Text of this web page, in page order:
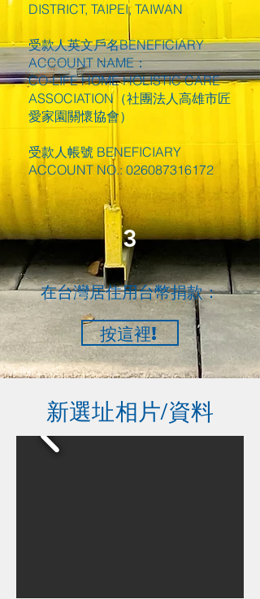
DISTRICT, TAIPEI, TAIWAN
受款人英文戶名BENEFICIARY
ACCOUNT NAME：
CO-LIFE HOME HOLISTIC CARE
ASSOCIATION（社團法人高雄市匠
愛家園關懷協會）
受款人帳號 BENEFICIARY
ACCOUNT NO.: 026087316172
3
​在台灣居住用台幣捐款：
按這裡!
​新選址相片/資料